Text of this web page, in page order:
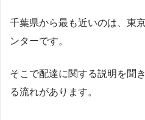
千葉県から最も近いのは、東
ンターです。
そこで配達に関する説明を聞
る流れがあります。